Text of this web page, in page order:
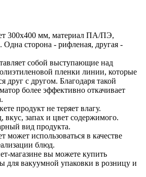
300x400 мм, материал ПА/ПЭ,
сторона - рифленая, другая -
собой выступающие над
пленки линии, которые
друг с другом. Благодаря такой
более эффективно откачивает
продукт не теряет влагу.
вкус, запах и цвет содержимого.
вид продукта.
может использоваться в качестве
блюд.
магазине вы можете купить
для вакуумной упаковки в розницу и